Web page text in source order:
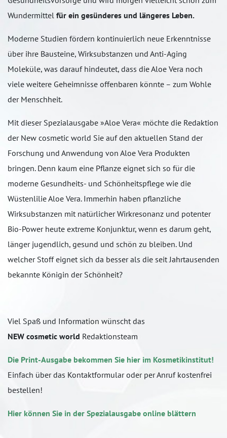
Wundermittel für ein gesünderes und längeres Leben.
Moderne Studien fördern kontinuierlich neue Erkenntnisse
über ihre Bausteine, Wirksubstanzen und Anti-Aging
Moleküle, was darauf hindeutet, dass die Aloe Vera noch
viele weitere Geheimnisse offenbaren könnte – zum Wohle
der Menschheit.
Mit dieser Spezialausgabe »Aloe Vera« möchte die Redaktion
der New cosmetic world Sie auf den aktuellen Stand der
Forschung und Anwendung von Aloe Vera Produkten
bringen. Denn kaum eine Pflanze eignet sich so für die
moderne Gesundheits- und Schönheitspflege wie die
Wüstenlilie Aloe Vera. Immerhin haben pflanzliche
Wirksubstanzen mit natürlicher Wirkresonanz und potenter
Bio-Power heute extreme Konjunktur, wenn es darum geht,
länger jugendlich, gesund und schön zu bleiben. Und
welcher Stoff eignet sich da besser als die seit Jahrtausenden
bekannte Königin der Schönheit?
Viel Spaß und Information wünscht das
NEW cosmetic world Redaktionsteam
Die Print-Ausgabe bekommen Sie hier im Kosmetikinstitut!
Einfach über das Kontaktformular oder per Anruf kostenfrei
bestellen!
Hier können Sie in der Spezialausgabe online blättern